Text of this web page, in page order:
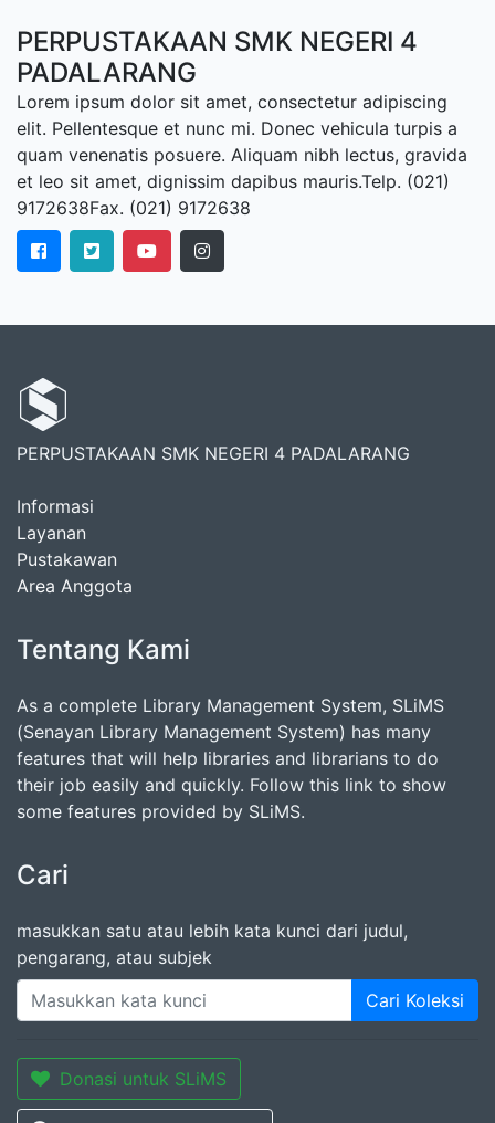
PERPUSTAKAAN SMK NEGERI 4
PADALARANG
Lorem ipsum dolor sit amet, consectetur adipiscing
elit. Pellentesque et nunc mi. Donec vehicula turpis a
quam venenatis posuere. Aliquam nibh lectus, gravida
et leo sit amet, dignissim dapibus mauris.Telp. (021)
9172638Fax. (021) 9172638
PERPUSTAKAAN SMK NEGERI 4 PADALARANG
Informasi
Layanan
Pustakawan
Area Anggota
Tentang Kami
As a complete Library Management System, SLiMS
(Senayan Library Management System) has many
features that will help libraries and librarians to do
their job easily and quickly. Follow this link to show
some features provided by SLiMS.
Cari
masukkan satu atau lebih kata kunci dari judul,
pengarang, atau subjek
Cari Koleksi
Donasi untuk SLiMS